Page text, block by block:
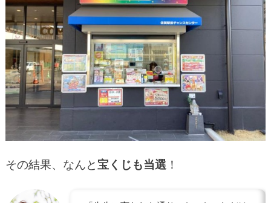
その結果、なんと 宝くじも当選 ！